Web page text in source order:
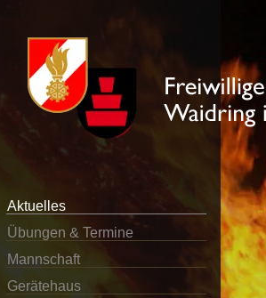
Aktuelles
Übungen & Termine
Mannschaft
Gerätehaus